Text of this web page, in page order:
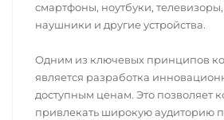
смартфоны, ноутбуки,
наушники и другие устройства.
Одним из ключевых принципов
является разработка
доступным ценам. Это позволяет
привлекать широкую аудиторию